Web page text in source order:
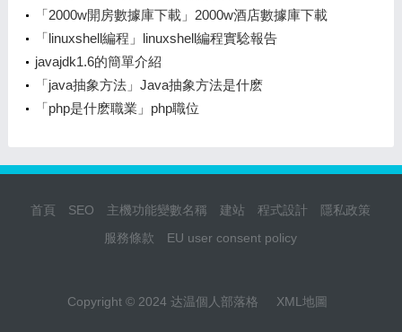
「2000w開房數據庫下載」2000w酒店數據庫下載
「linuxshell編程」linuxshell編程實騐報告
javajdk1.6的簡單介紹
「java抽象方法」Java抽象方法是什麽
「php是什麽職業」php職位
首頁 SEO 主機功能變數名稱 建站 程式設計
隱私政策
服務條款
EU user consent policy
Copyright © 2024 达温個人部落格 XML地圖